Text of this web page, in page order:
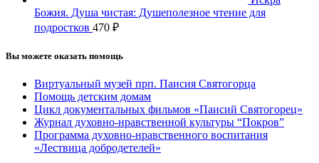
Божия. Душа чистая: Душеполезное чтение для
подростков 470 ₽
Вы можете оказать помощь
Виртуальный музей прп. Паисия Святогорца
Помощь детским домам
Цикл документальных фильмов «Паисий Святогорец»
Журнал духовно-нравственной культуры “Покров”
Программа духовно-нравственного воспитания
«Лествица добродетелей»